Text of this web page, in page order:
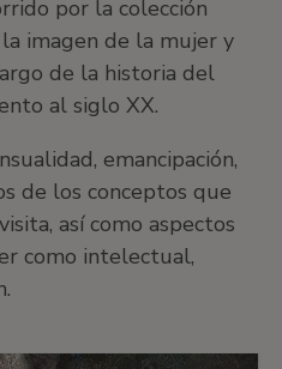
por la colección
imagen de la mujer y
de la historia del
al siglo XX.
emancipación,
de los conceptos que
así como aspectos
como intelectual,